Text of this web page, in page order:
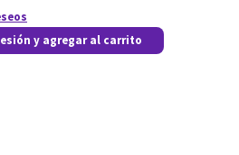
y agregar al carrito